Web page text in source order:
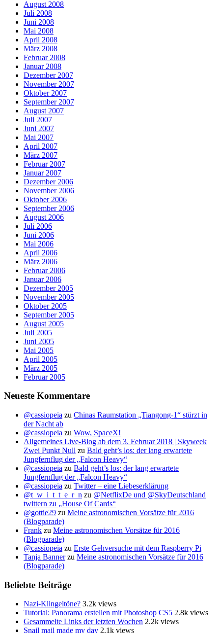
August 2008
Juli 2008
Juni 2008
Mai 2008
April 2008
März 2008
Februar 2008
Januar 2008
Dezember 2007
November 2007
Oktober 2007
September 2007
August 2007
Juli 2007
Juni 2007
Mai 2007
April 2007
März 2007
Februar 2007
Januar 2007
Dezember 2006
November 2006
Oktober 2006
September 2006
August 2006
Juli 2006
Juni 2006
Mai 2006
April 2006
März 2006
Februar 2006
Januar 2006
Dezember 2005
November 2005
Oktober 2005
September 2005
August 2005
Juli 2005
Juni 2005
Mai 2005
April 2005
März 2005
Februar 2005
Neueste Kommentare
@cassiopeia zu Chinas Raumstation „Tiangong-1“ stürzt in
der Nacht ab
@cassiopeia zu Wow, SpaceX!
Allgemeines Live-Blog ab dem 3. Februar 2018 | Skyweek
Zwei Punkt Null zu Bald geht’s los: der lang erwartete
Jungfernflug der „Falcon Heavy“
@cassiopeia zu Bald geht’s los: der lang erwartete
Jungfernflug der „Falcon Heavy“
@cassiopeia zu Twitter – eine Liebeserklärung
@t_w_i_t_t_e_r_n zu @NetflixDe und @SkyDeutschland
twittern zu „House Of Cards“
@gottie29 zu Meine astronomischen Vorsätze für 2016
(Blogparade)
Frank zu Meine astronomischen Vorsätze für 2016
(Blogparade)
@cassiopeia zu Erste Gehversuche mit dem Raspberry Pi
Tanja Bannerzu Meine astronomischen Vorsätze für 2016
(Blogparade)
Beliebte Beiträge
Nazi-Klingeltöne? 3.2k views
Tutorial: Panorama erstellen mit Photoshop CS5 2.8k views
Gesammelte Links der letzten Wochen 2.2k views
Snail mail made my day 2.1k views